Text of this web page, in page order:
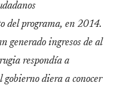
del programa, en 2014.
generado ingresos de al
respondía a
diera a conocer